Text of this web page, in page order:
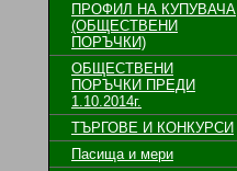
ПРОФИЛ НА КУПУВАЧА
(ОБЩЕСТВЕНИ
ПОРЪЧКИ)
ОБЩЕСТВЕНИ
ПОРЪЧКИ ПРЕДИ
1.10.2014г.
ТЪРГОВЕ И КОНКУРСИ
Пасища и мери